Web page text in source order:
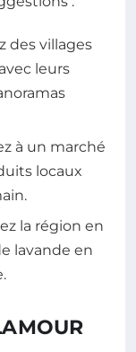
des villages
leurs
à un marché
locaux
la région en
lavande en